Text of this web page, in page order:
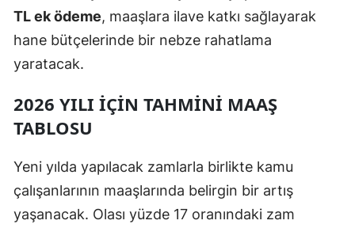
TL ek ödeme, maaşlara ilave katkı sağlayarak
hane bütçelerinde bir nebze rahatlama
yaratacak.
2026 YILI İÇIN TAHMINI MAAŞ
TABLOSU
Yeni yılda yapılacak zamlarla birlikte kamu
çalışanlarının maaşlarında belirgin bir artış
yaşanacak. Olası yüzde 17 oranındaki zam